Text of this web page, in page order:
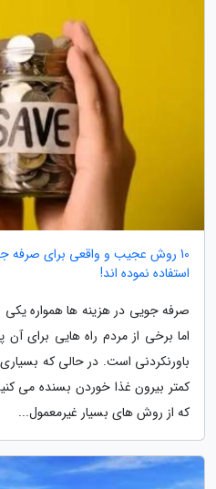
10 روش عجیب و واقعی برای صرفه
استفاده نموده اند!
صرفه جویی در هزینه ها همواره
اما برخی از مردم راه هایی برای
باورنکردنی است. در حالی که
کمتر بیرون غذا خوردن بسنده می
که از روش های بسیار غیرمعمول...